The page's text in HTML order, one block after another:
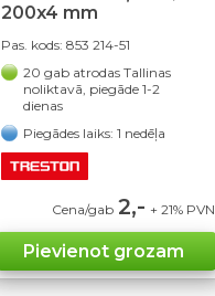
200x4 mm
Pas. kods: 853 214-51
20 gab atrodas Tallinas
noliktavā, piegāde 1-2
dienas
Piegādes laiks: 1 nedēļa
Cena/gab 2,- + 21% PVN